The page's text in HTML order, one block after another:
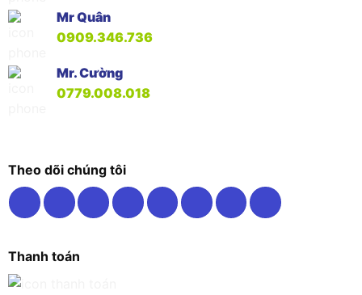
Mr Quân
0909.346.736
Mr. Cường
0779.008.018
Theo dõi chúng tôi
Thanh toán